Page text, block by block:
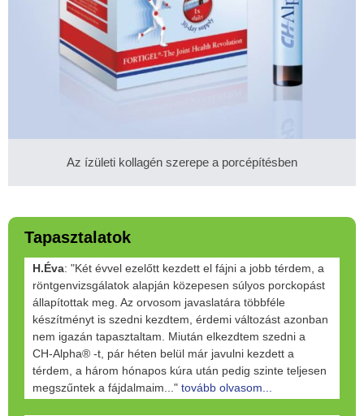
Az ízületi kollagén szerepe a porcépítésben
Tapasztalatok
H.Éva: "Két évvel ezelőtt kezdett el fájni a jobb térdem, a
röntgenvizsgálatok alapján közepesen súlyos porckopást
állapítottak meg. Az orvosom javaslatára többféle
készítményt is szedni kezdtem, érdemi változást azonban
nem igazán tapasztaltam. Miután elkezdtem szedni a
CH-Alpha® -t, pár héten belül már javulni kezdett a
térdem, a három hónapos kúra után pedig szinte teljesen
megszűntek a fájdalmaim..." tovább olvasom...